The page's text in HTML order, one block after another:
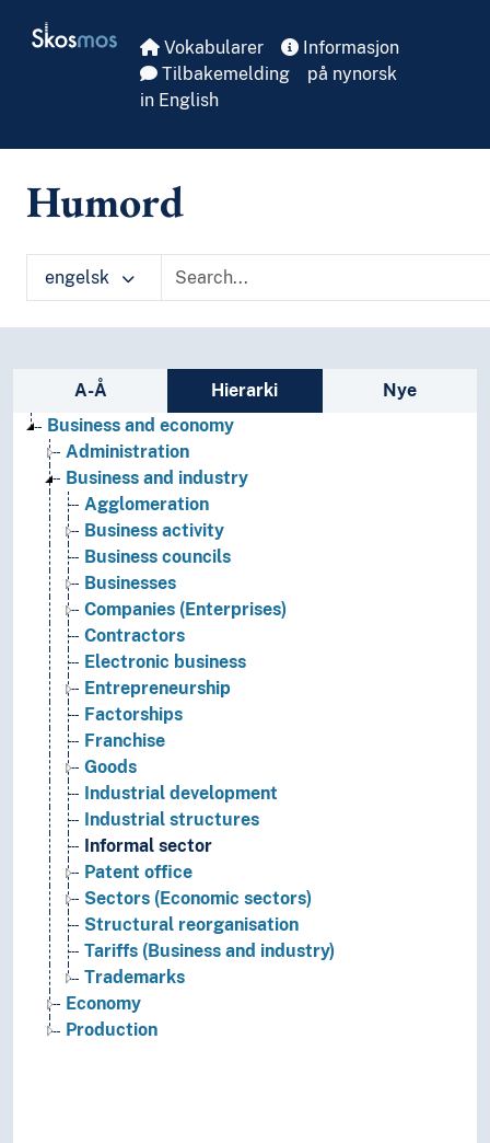
Skosmos Vokabularer
Informasjon
Tilbakemelding
på nynorsk
in English
Humord
engelsk
Sidefelt: navigér i vokabularet på ulike
A-Å Hierarki
Nye
Business and economy
Administration
Business and industry
Agglomeration
Business activity
Business councils
Businesses
Companies (Enterprises)
Contractors
Electronic business
Entrepreneurship
Factorships
Franchise
Goods
Industrial development
Industrial structures
Informal sector
Patent office
Sectors (Economic sectors)
Structural reorganisation
Tariffs (Business and industry)
Trademarks
Economy
Production